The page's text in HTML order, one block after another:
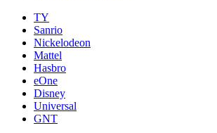
TY
Sanrio
Nickelodeon
Mattel
Hasbro
eOne
Disney
Universal
GNT